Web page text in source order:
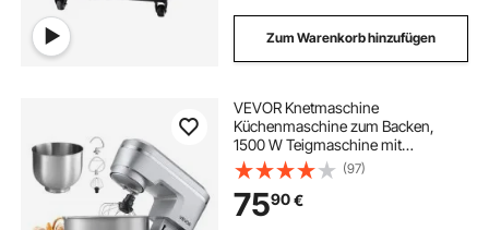
Zum Warenkorb hinzufügen
VEVOR Knetmaschine
Küchenmaschine zum Backen,
1500 W Teigmaschine mit
Edelstahlschüsseln (4,2 + 5,7 L) &
Knethaken & Rührbesen &
Schneebesen, 10-Gang einstellbare
kippbare Rührmaschine Standmixer
(97)
7590€